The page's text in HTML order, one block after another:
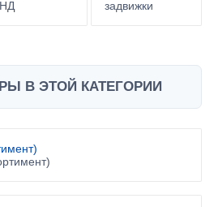
В ЭТОЙ КАТЕГОРИИ